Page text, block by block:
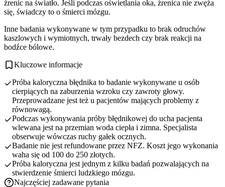
źrenic na światło. Jeśli podczas oświetlania oka, źrenica nie zwęża
się, świadczy to o śmierci mózgu.
Inne badania wykonywane w tym przypadku to brak odruchów
kaszlowych i wymiotnych, trwały bezdech czy brak reakcji na
bodźce bólowe.
Kluczowe informacje
Próba kaloryczna błędnika to badanie wykonywane u osób
cierpiących na zaburzenia wzroku czy zawroty głowy.
Przeprowadzane jest też u pacjentów mających problemy z
równowagą.
Podczas wykonywania próby błędnikowej do ucha pacjenta
wlewana jest na przemian woda ciepła i zimna. Specjalista
obserwuje wówczas ruchy gałek ocznych.
Badanie nie jest refundowane przez NFZ. Koszt jego wykonania
waha się od 100 do 250 złotych.
Próba kaloryczna jest jednym z kilku badań pozwalających na
stwierdzenie śmierci ludzkiego mózgu.
Najczęściej zadawane pytania